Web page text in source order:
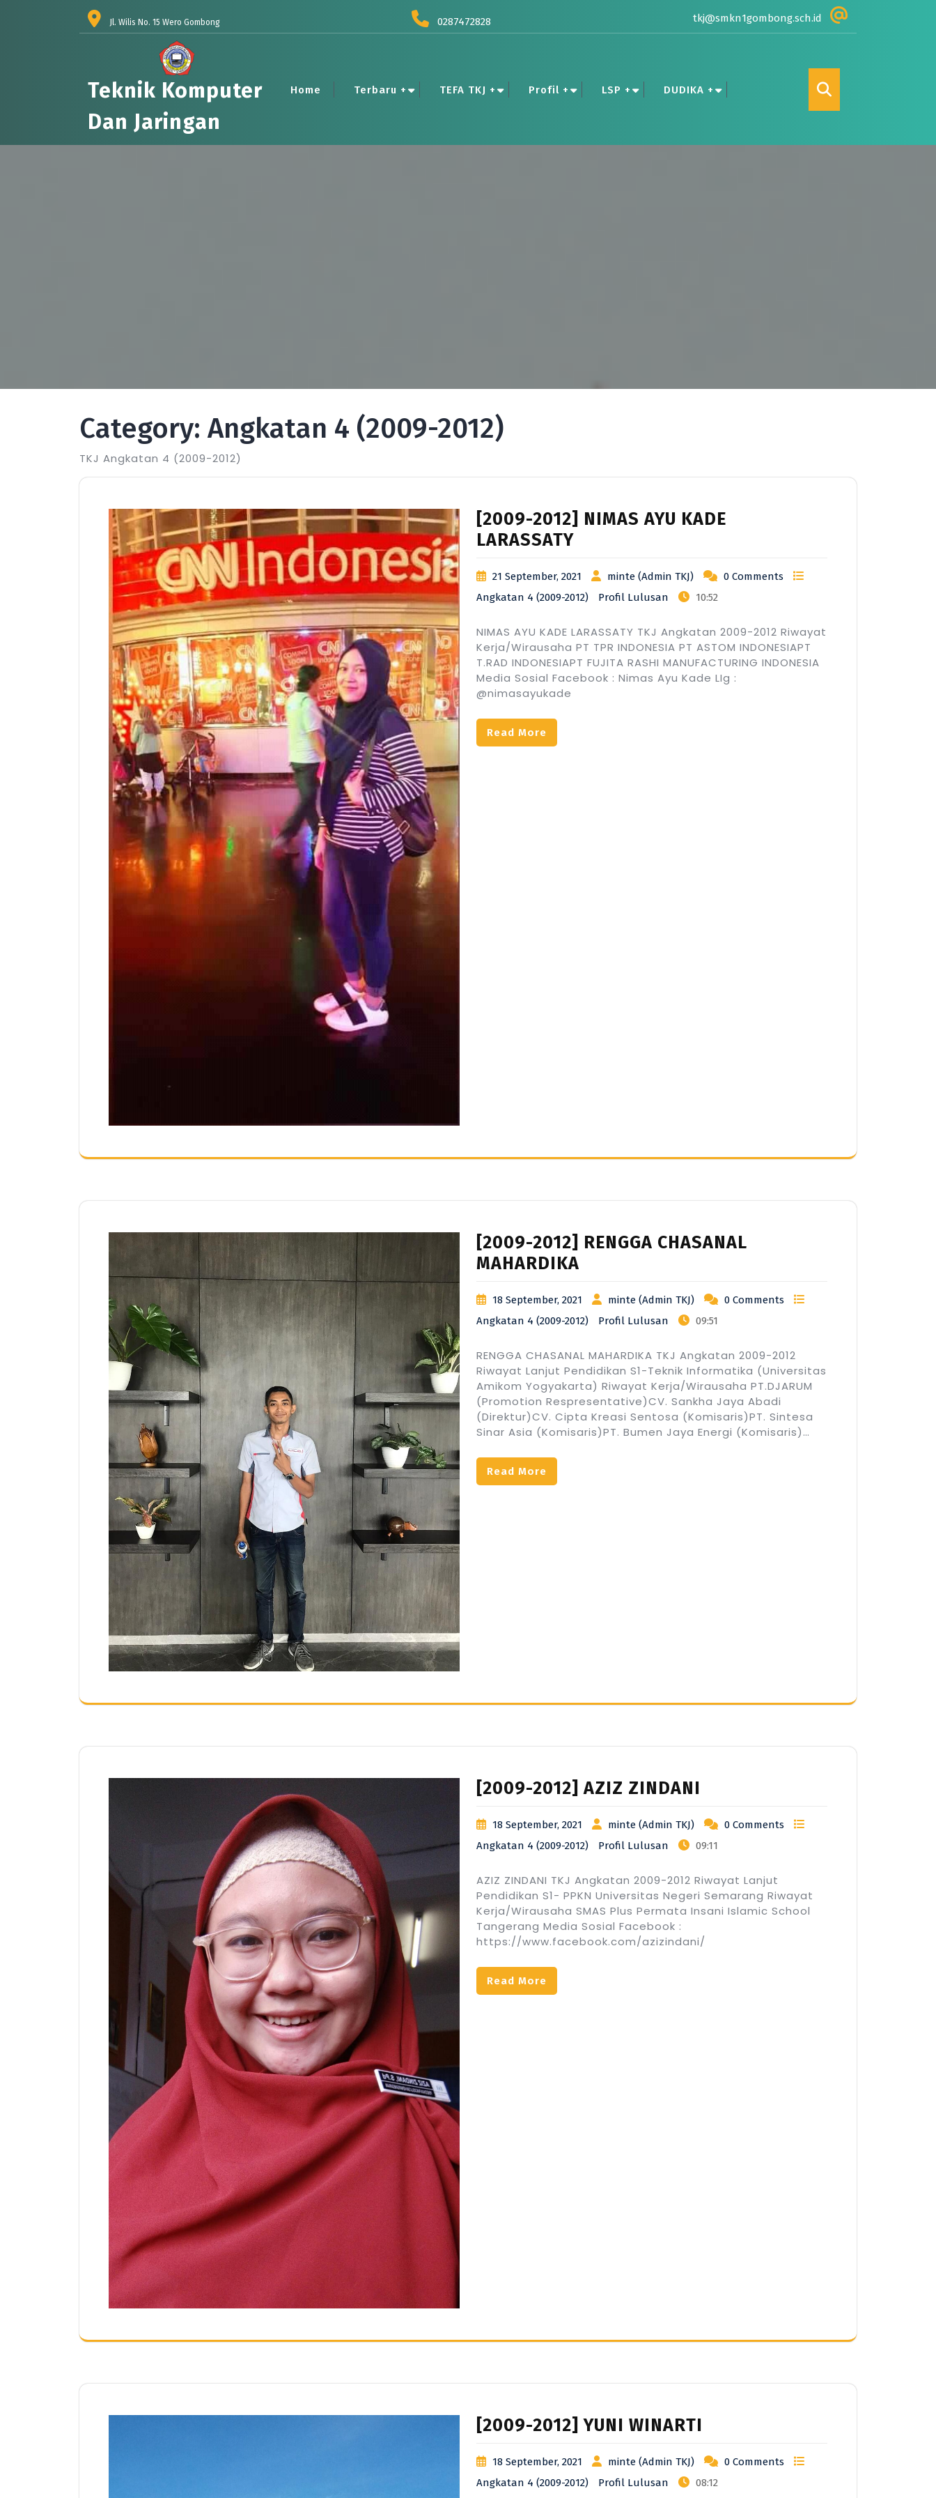
Jl. Wilis No. 15 Wero Gombong 0287472828 tkj@smkn1gombong.sch.id
Teknik Komputer
Dan Jaringan
Home Terbaru + TEFA TKJ + Profil + LSP + DUDIKA +
Category: Angkatan 4 (2009-2012)
TKJ Angkatan 4 (2009-2012)
[2009-2012] NIMAS AYU KADE
LARASSATY
21 September, 2021 minte (Admin TKJ)
0 Comments
Angkatan 4 (2009-2012)
Profil Lulusan 10:52
NIMAS AYU KADE LARASSATY TKJ Angkatan 2009-2012 Riwayat
Kerja/Wirausaha PT TPR INDONESIA PT ASTOM INDONESIAPT
T.RAD INDONESIAPT FUJITA RASHI MANUFACTURING INDONESIA
Media Sosial Facebook : Nimas Ayu Kade LIg :
@nimasayukade
Read More
[2009-2012] RENGGA CHASANAL
MAHARDIKA
18 September, 2021 minte (Admin TKJ)
0 Comments
Angkatan 4 (2009-2012)
Profil Lulusan 09:51
RENGGA CHASANAL MAHARDIKA TKJ Angkatan 2009-2012
Riwayat Lanjut Pendidikan S1-Teknik Informatika (Universitas
Amikom Yogyakarta) Riwayat Kerja/Wirausaha PT.DJARUM
(Promotion Respresentative)CV. Sankha Jaya Abadi
(Direktur)CV. Cipta Kreasi Sentosa (Komisaris)PT. Sintesa
Sinar Asia (Komisaris)PT. Bumen Jaya Energi (Komisaris)…
Read More
[2009-2012] AZIZ ZINDANI
18 September, 2021 minte (Admin TKJ)
0 Comments
Angkatan 4 (2009-2012)
Profil Lulusan 09:11
AZIZ ZINDANI TKJ Angkatan 2009-2012 Riwayat Lanjut
Pendidikan S1- PPKN Universitas Negeri Semarang Riwayat
Kerja/Wirausaha SMAS Plus Permata Insani Islamic School
Tangerang Media Sosial Facebook :
https://www.facebook.com/azizindani/
Read More
[2009-2012] YUNI WINARTI
18 September, 2021 minte (Admin TKJ)
0 Comments
Angkatan 4 (2009-2012)
Profil Lulusan 08:12